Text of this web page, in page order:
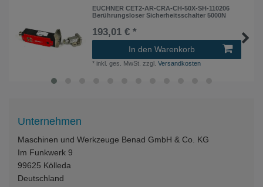
EUCHNER CET2-AR-CRA-CH-50X-SH-110206
Berührungsloser Sicherheitsschalter 5000N
193,01 € *
In den Warenkorb
* inkl. ges. MwSt. zzgl.Versandkosten
Unternehmen
Maschinen und Werkzeuge Benad GmbH & Co. KG
Im Funkwerk 9
99625 Kölleda
Deutschland